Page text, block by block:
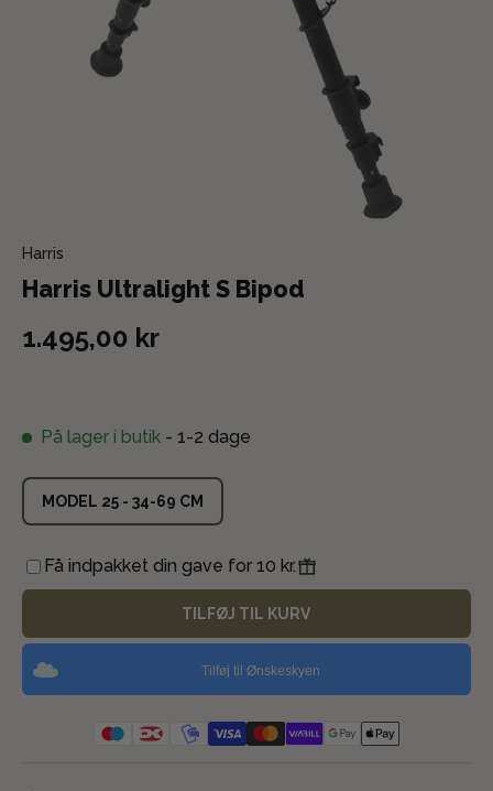
Harris
Harris Ultralight S Bipod
1.495,00 kr
På lager i butik - 1-2 dage
MODEL 25 - 34-69 CM
Få indpakket din gave for 10 kr.
TILFØJ TIL KURV
Tilføj til Ønskeskyen